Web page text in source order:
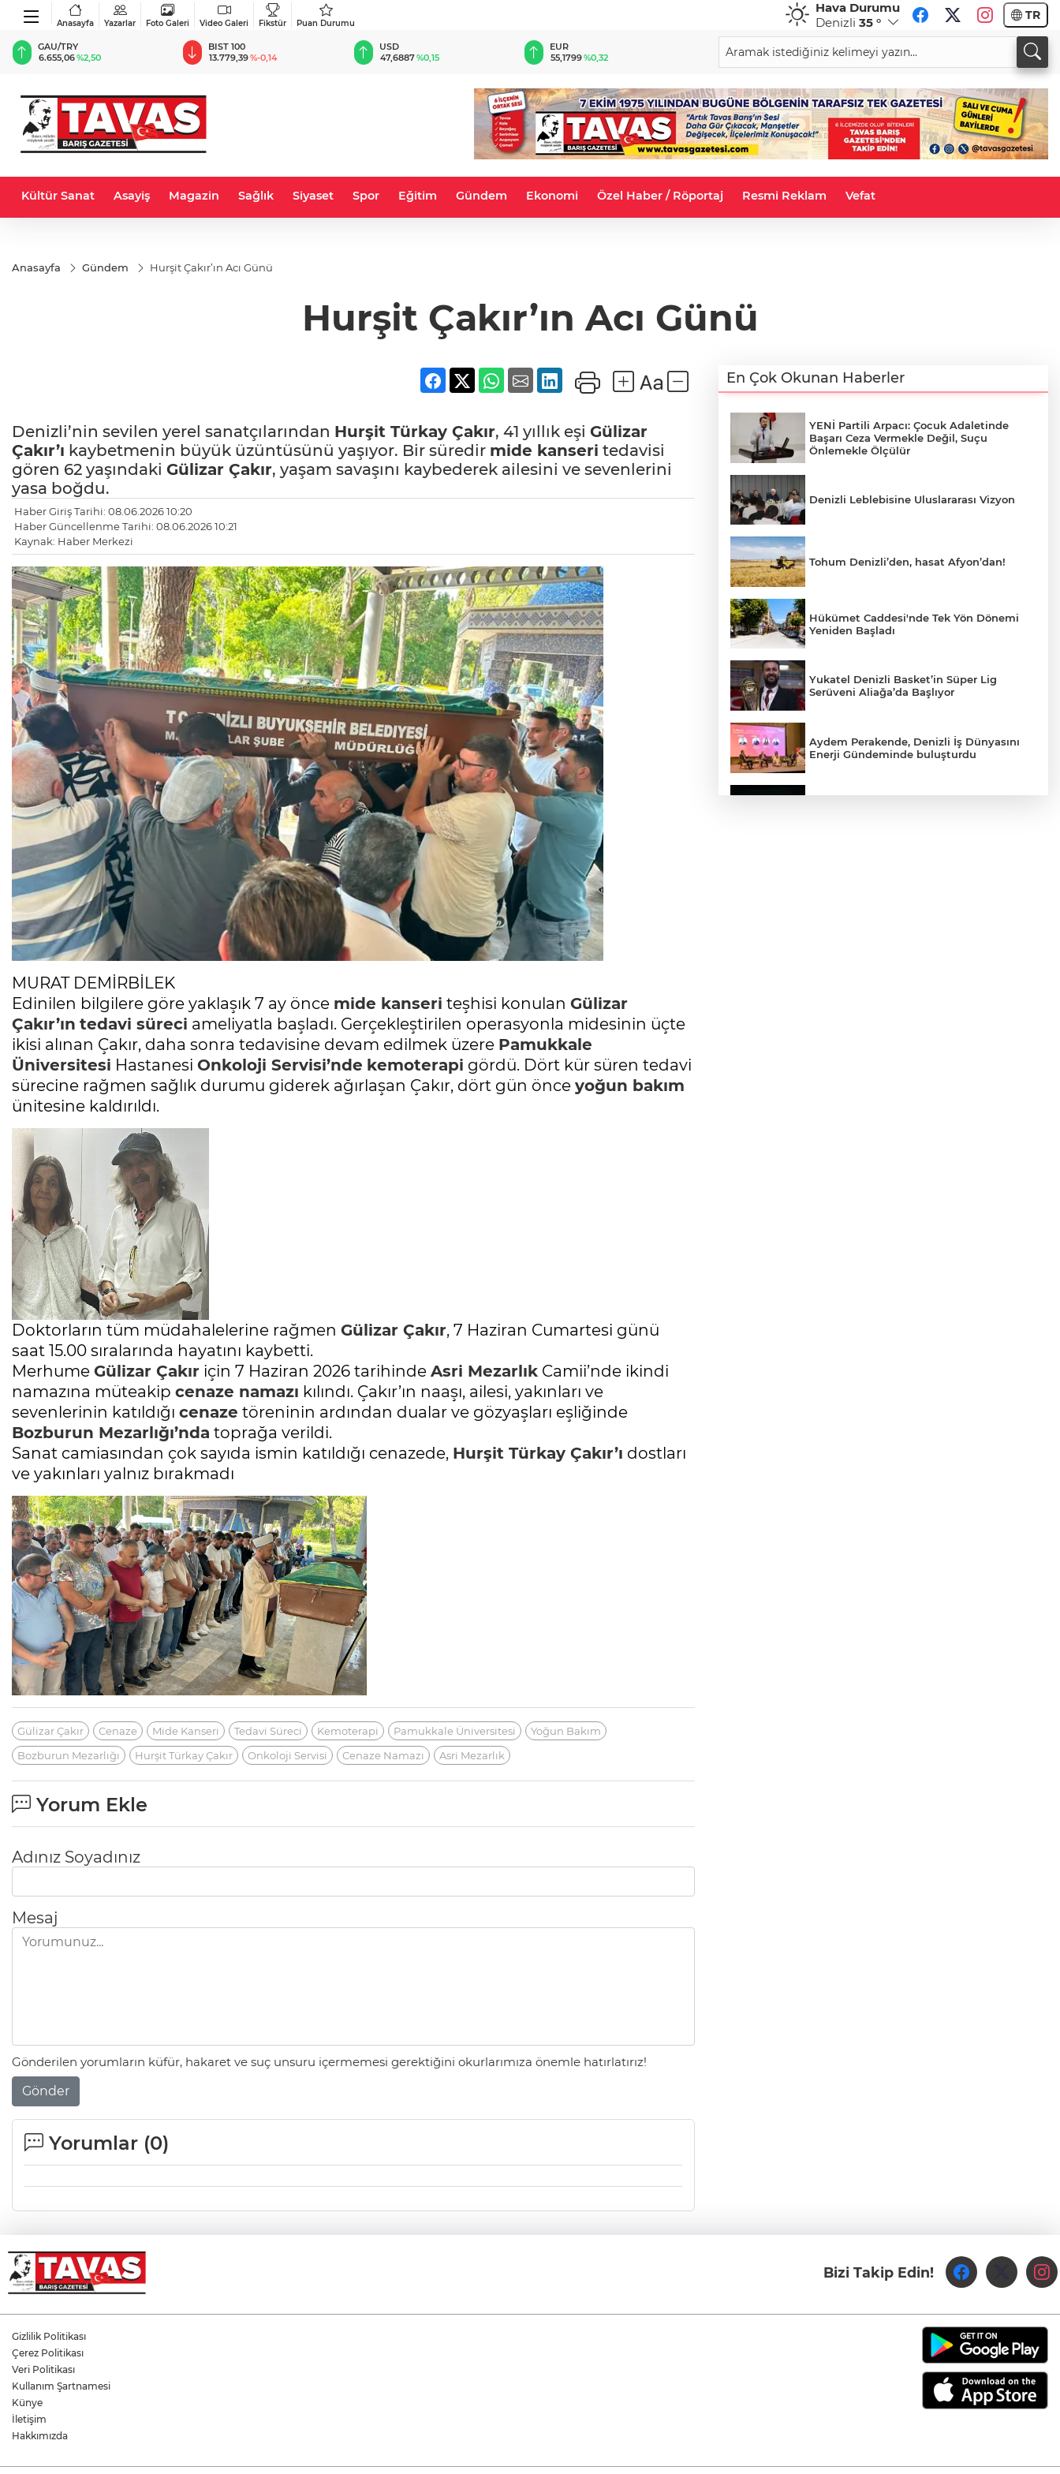
Anasayfa Yazarlar Foto Galeri Video Galeri Fikstür Puan Durumu
Hava Durumu
Denizli 35 ° TR
BIST 100
13.779,39%-0,14
USD
47,6887%0,15
EUR
55,1799%0,32
GBP
64,4055%0,40
CHF
59,0499%0,83
34,2191
Kültür Sanat Asayiş Magazin Sağlık Siyaset Spor Eğitim Gündem Ekonomi Özel Haber / Röportaj Resmi Reklam Vefat
Anasayfa Gündem Hurşit Çakır’ın Acı Günü
Hurşit Çakır’ın Acı Günü
Denizli’nin sevilen yerel sanatçılarından Hurşit Türkay Çakır, 41 yıllık eşi Gülizar
Çakır’ı kaybetmenin büyük üzüntüsünü yaşıyor. Bir süredir mide kanseri tedavisi
gören 62 yaşındaki Gülizar Çakır, yaşam savaşını kaybederek ailesini ve sevenlerini
yasa boğdu.
Haber Giriş Tarihi: 08.06.2026 10:20
Haber Güncellenme Tarihi: 08.06.2026 10:21
Kaynak: Haber Merkezi
MURAT DEMİRBİLEK
Edinilen bilgilere göre yaklaşık 7 ay önce mide kanseri teşhisi konulan Gülizar
Çakır’ın tedavi süreci ameliyatla başladı. Gerçekleştirilen operasyonla midesinin üçte
ikisi alınan Çakır, daha sonra tedavisine devam edilmek üzere Pamukkale
Üniversitesi Hastanesi Onkoloji Servisi’nde kemoterapi gördü. Dört kür süren tedavi
sürecine rağmen sağlık durumu giderek ağırlaşan Çakır, dört gün önce yoğun bakım
ünitesine kaldırıldı.
Doktorların tüm müdahalelerine rağmen Gülizar Çakır, 7 Haziran Cumartesi günü
saat 15.00 sıralarında hayatını kaybetti.
Merhume Gülizar Çakır için 7 Haziran 2026 tarihinde Asri Mezarlık Camii’nde ikindi
namazına müteakip cenaze namazı kılındı. Çakır’ın naaşı, ailesi, yakınları ve
sevenlerinin katıldığı cenaze töreninin ardından dualar ve gözyaşları eşliğinde
Bozburun Mezarlığı’nda toprağa verildi.
Sanat camiasından çok sayıda ismin katıldığı cenazede, Hurşit Türkay Çakır’ı dostları
ve yakınları yalnız bırakmadı
Gülizar Çakır Cenaze Mide Kanseri Tedavi Süreci Kemoterapi Pamukkale Üniversitesi
Yoğun Bakım
Bozburun Mezarlığı
Hurşit Türkay Çakır Onkoloji Servisi Cenaze Namazı Asri Mezarlık
Yorum Ekle
Adınız Soyadınız
Mesaj
Gönderilen yorumların küfür, hakaret ve suç unsuru içermemesi gerektiğini okurlarımıza önemle hatırlatırız!
Gönder
Yorumlar (0)
En Çok Okunan Haberler
YENİ Partili Arpacı: Çocuk Adaletinde
Başarı Ceza Vermekle Değil, Suçu
Önlemekle Ölçülür
Denizli Leblebisine Uluslararası Vizyon
Tohum Denizli’den, hasat Afyon’dan!
Hükümet Caddesi'nde Tek Yön Dönemi
Yeniden Başladı
Yukatel Denizli Basket’in Süper Lig
Serüveni Aliağa’da Başlıyor
Aydem Perakende, Denizli İş Dünyasını
Enerji Gündeminde buluşturdu
Bizi Takip Edin!
Gizlilik Politikası
Çerez Politikası
Veri Politikası
Kullanım Şartnamesi
Künye
İletişim
Hakkımızda